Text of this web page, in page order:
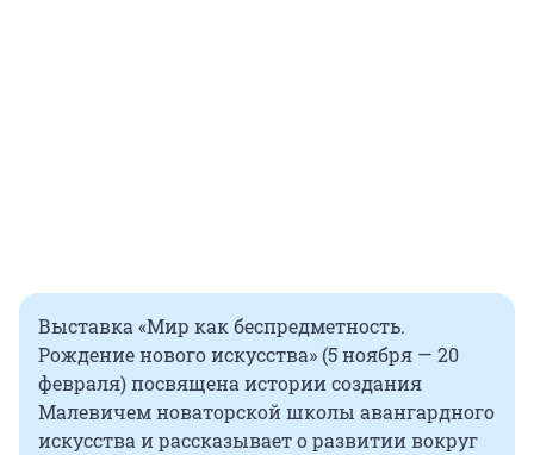
Выставка «Мир как беспредметность.
Рождение нового искусства» (5 ноября — 20
февраля) посвящена истории создания
Малевичем новаторской школы авангардного
искусства и рассказывает о развитии вокруг